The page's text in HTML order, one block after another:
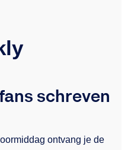
schreven
ontvang je de